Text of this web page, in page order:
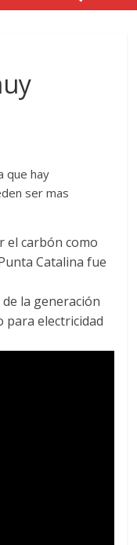
que hay
ser mas
el carbón como
Catalina fue
la generación
para electricidad